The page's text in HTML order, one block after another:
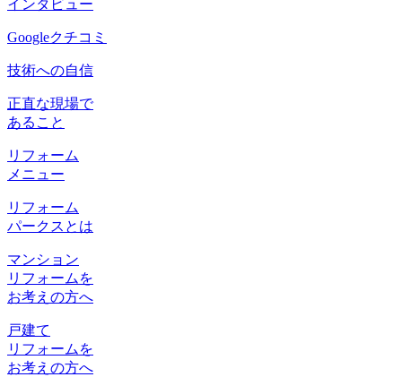
インタビュー
Googleクチコミ
技術への自信
正直な現場で
あること
リフォーム
メニュー
リフォーム
パークスとは
マンション
リフォームを
お考えの方へ
戸建て
リフォームを
お考えの方へ